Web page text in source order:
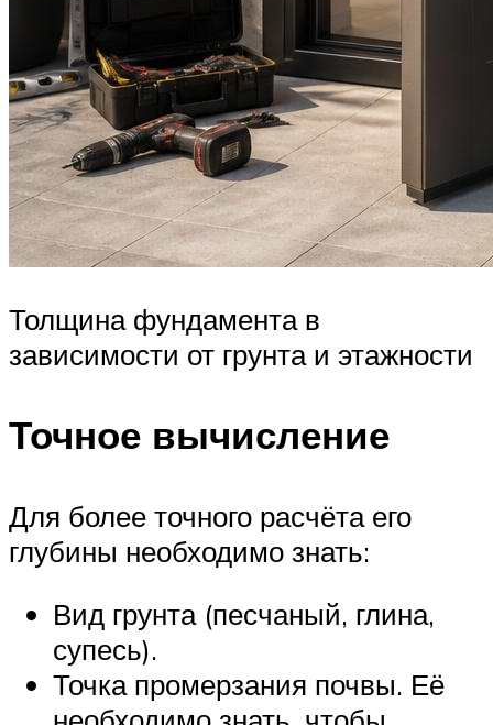
Толщина фундамента в
зависимости от грунта и этажности
Точное вычисление
Для более точного расчёта его
глубины необходимо знать:
Вид грунта (песчаный, глина,
супесь).
Точка промерзания почвы. Её